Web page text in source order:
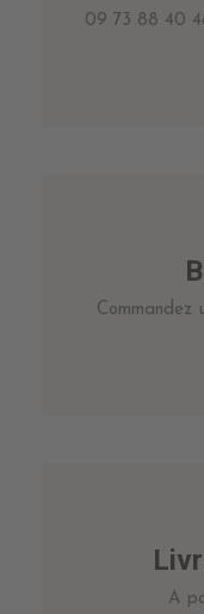
09 73 88 40
Commandez
A